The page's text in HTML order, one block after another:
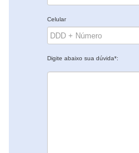
Celular
Digite abaixo sua dúvida*: